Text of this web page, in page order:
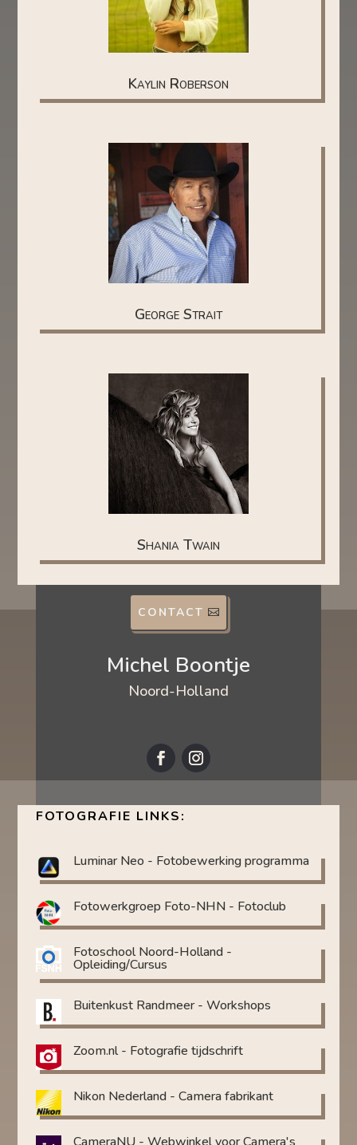
Kaylin Roberson
George Strait
Shania Twain
CONTACT
Michel Boontje
Noord-Holland
FOTOGRAFIE LINKS:
Luminar Neo - Fotobewerking programma
Fotowerkgroep Foto-NHN - Fotoclub
Fotoschool Noord-Holland -
Opleiding/Cursus
Buitenkust Randmeer - Workshops
Zoom.nl - Fotografie tijdschrift
Nikon Nederland - Camera fabrikant